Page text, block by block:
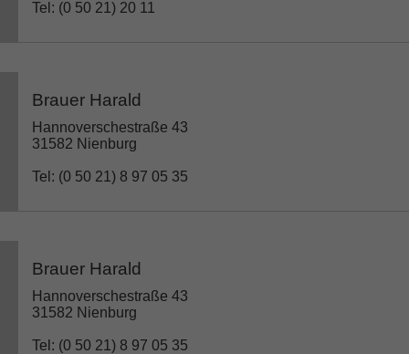
Tel: (0 50 21) 20 11
Brauer Harald
Hannoverschestraße 43
31582 Nienburg
Tel: (0 50 21) 8 97 05 35
Brauer Harald
Hannoverschestraße 43
31582 Nienburg
Tel: (0 50 21) 8 97 05 35